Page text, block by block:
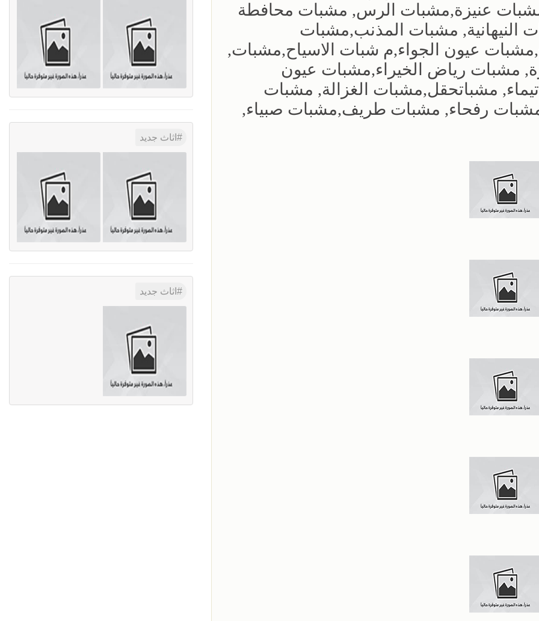
مشبات عنيزة,مشبات الرس, مشبات محافطة
النيهانية, مشبات المذنب,مشبات
عيون الجواء,م شبات الاسياح,مشبات,
مشبات رياض الخيراء,مشبات عيون
مشباتحقل,مشبات الغزالة, مشبات
رفحاء, مشبات طريف,مشبات صبياء,
اثاث جديد
اثاث جديد